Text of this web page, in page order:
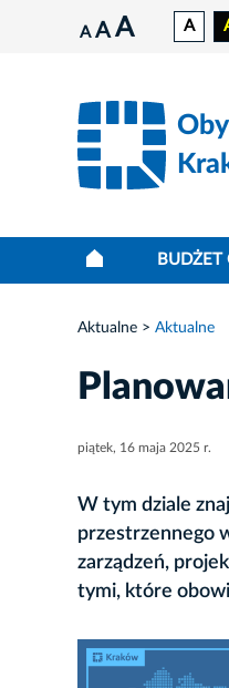
A A A A
BUDŻET
Aktualne Aktualne
piątek, 16 maja 2025 r.
W tym dziale
przestrzennego
zarządzeń,
tymi, które